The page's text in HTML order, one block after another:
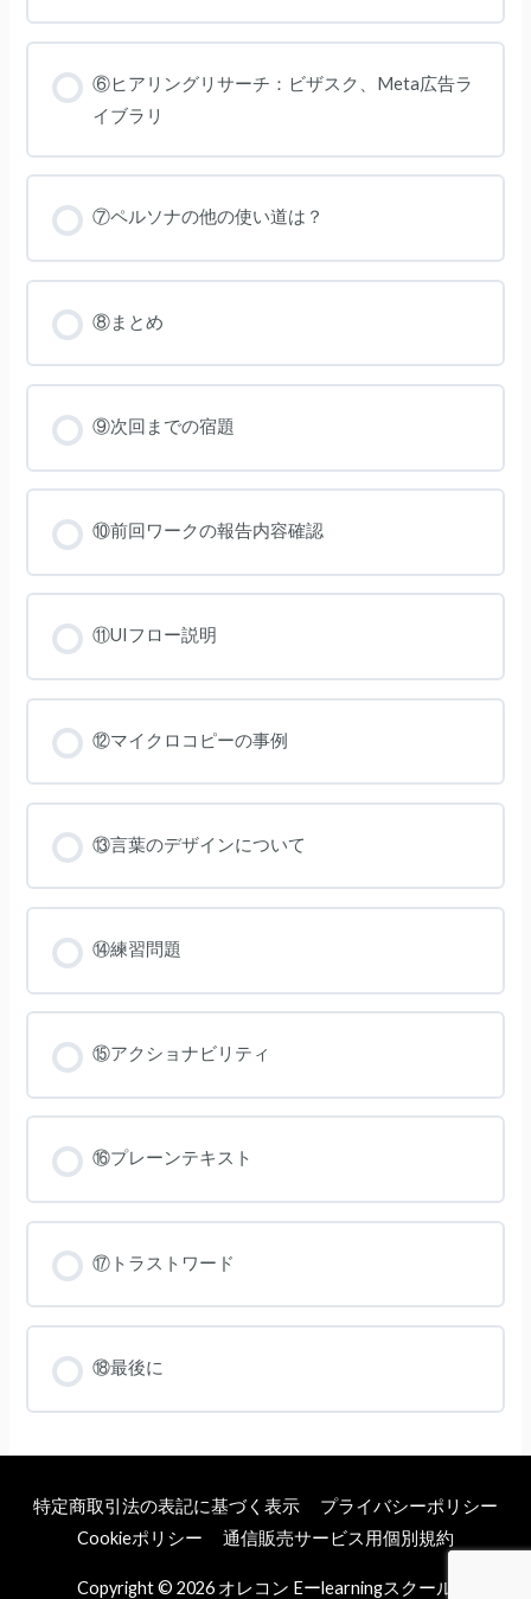
⑥ヒアリングリサーチ：ビザスク、Meta広告ラ
イブラリ
⑦ペルソナの他の使い道は？
⑧まとめ
⑨次回までの宿題
⑩前回ワークの報告内容確認
⑪UIフロー説明
⑫マイクロコピーの事例
⑬言葉のデザインについて
⑭練習問題
⑮アクショナビリティ
⑯プレーンテキスト
⑰トラストワード
⑱最後に
特定商取引法の表記に基づく表示
プライバシーポリシー
Cookieポリシー
通信販売サービス用個別規約
Copyright © 2026 オレコン Eーlearningスクール